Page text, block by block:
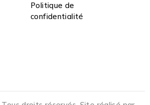
Politique de
confidentialité